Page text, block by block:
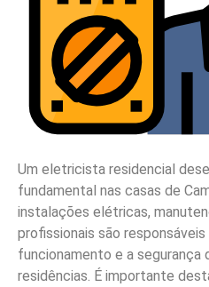
Um eletricista residencial
fundamental nas casas de
instalações elétricas,
profissionais são
funcionamento e a
residências. É importante